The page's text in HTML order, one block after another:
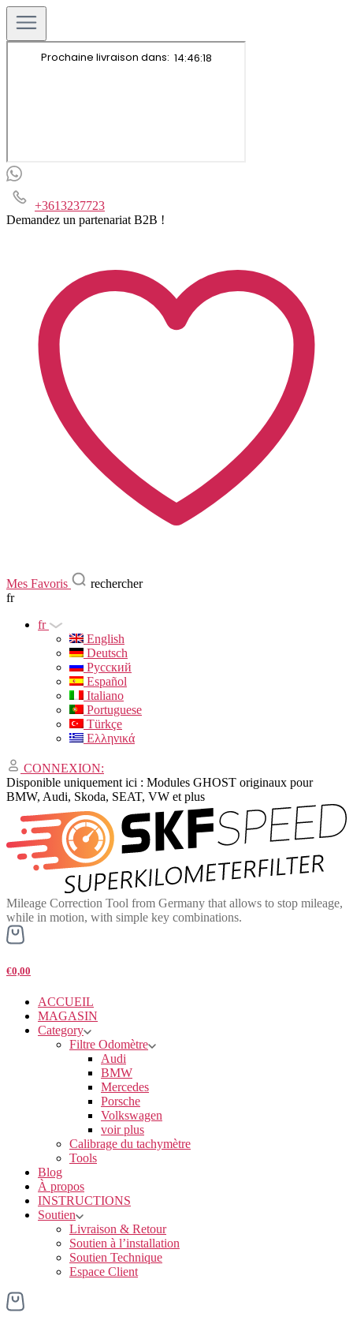
+3613237723
Demandez un partenariat B2B !
Mes Favoris
rechercher
fr
fr
English
Deutsch
Русский
Español
Italiano
Portuguese
Türkçe
Ελληνικά
CONNEXION:
Disponible uniquement ici : Modules GHOST originaux pour
BMW, Audi, Skoda, SEAT, VW et plus
Mileage Correction Tool from Germany that allows to stop mileage,
while in motion, with simple key combinations.
€0,00
ACCUEIL
MAGASIN
Category
Filtre Odomètre
Audi
BMW
Mercedes
Porsche
Volkswagen
voir plus
Calibrage du tachymètre
Tools
Blog
À propos
INSTRUCTIONS
Soutien
Livraison & Retour
Soutien à l’installation
Soutien Technique
Espace Client